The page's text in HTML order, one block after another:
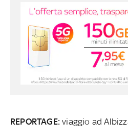
REPORTAGE:viaggio ad